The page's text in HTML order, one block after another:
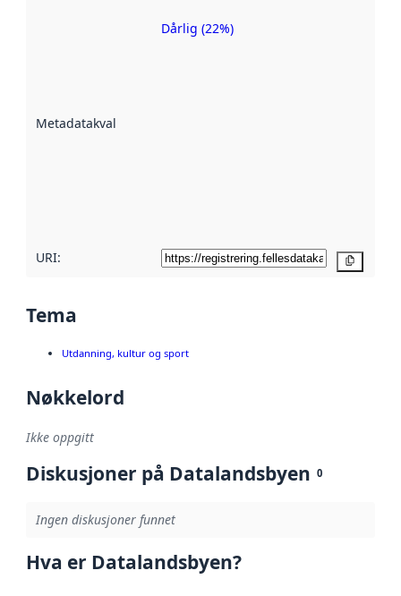
Metadatakvalitet
Metadatakvalitet
Dårlig (22%)
URI:
Tema
Utdanning, kultur og sport
Nøkkelord
Ikke oppgitt
Diskusjoner på Datalandsbyen 0
Ingen diskusjoner funnet
Hva er Datalandsbyen?